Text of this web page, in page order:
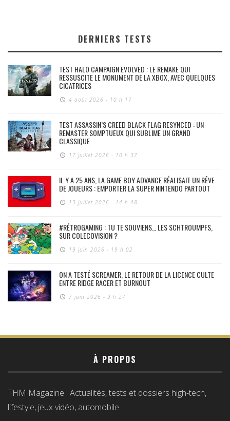
DERNIERS TESTS
TEST HALO CAMPAIGN EVOLVED : LE REMAKE QUI
RESSUSCITE LE MONUMENT DE LA XBOX, AVEC QUELQUES
CICATRICES
4 août 2026 - 10 h 17
TEST ASSASSIN’S CREED BLACK FLAG RESYNCED : UN
REMASTER SOMPTUEUX QUI SUBLIME UN GRAND
CLASSIQUE
17 juillet 2026 - 10 h 37
IL Y A 25 ANS, LA GAME BOY ADVANCE RÉALISAIT UN RÊVE
DE JOUEURS : EMPORTER LA SUPER NINTENDO PARTOUT
13 juillet 2026 - 14 h 48
#RÉTROGAMING : TU TE SOUVIENS… LES SCHTROUMPFS,
SUR COLECOVISION ?
19 juin 2026 - 19 h 02
ON A TESTÉ SCREAMER, LE RETOUR DE LA LICENCE CULTE
ENTRE RIDGE RACER ET BURNOUT
7 juin 2026 - 9 h 27
À PROPOS
THM Magazine : Actualités, tests et dossiers high-tech,
lifestyle, jeux vidéo, automobile…